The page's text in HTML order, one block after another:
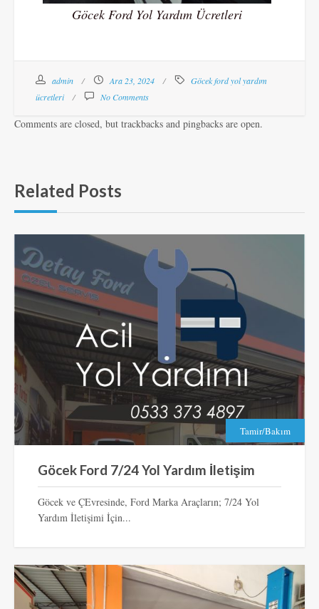
Göcek Ford Yol Yardım Ücretleri
admin Ara 23, 2024
Göcek ford yol yardım
ücretleri
No Comments
Comments are closed, but trackbacks and pingbacks are open.
Related Posts
Tamir/Bakım
Göcek Ford 7/24 Yol Yardım İletişim
Göcek ve ÇEvresinde, Ford Marka Araçların; 7/24 Yol
Yardım İletişimi İçin...